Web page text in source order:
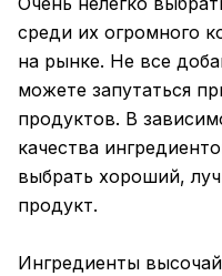
среди их огромного
на рынке. Не все
можете запутаться
продуктов. В
качества
выбрать хороший,
продукт.
Ингредиенты